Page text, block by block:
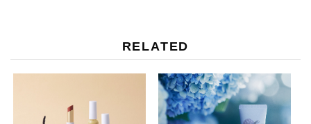
RELATED